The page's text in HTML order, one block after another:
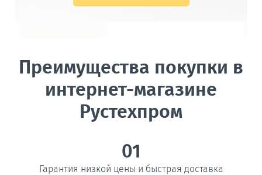
Преимущества покупки в
интернет-магазине
Рустехпром
01
Гарантия низкой цены и быстрая доставка